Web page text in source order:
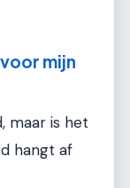
mijn
maar is het
hangt af